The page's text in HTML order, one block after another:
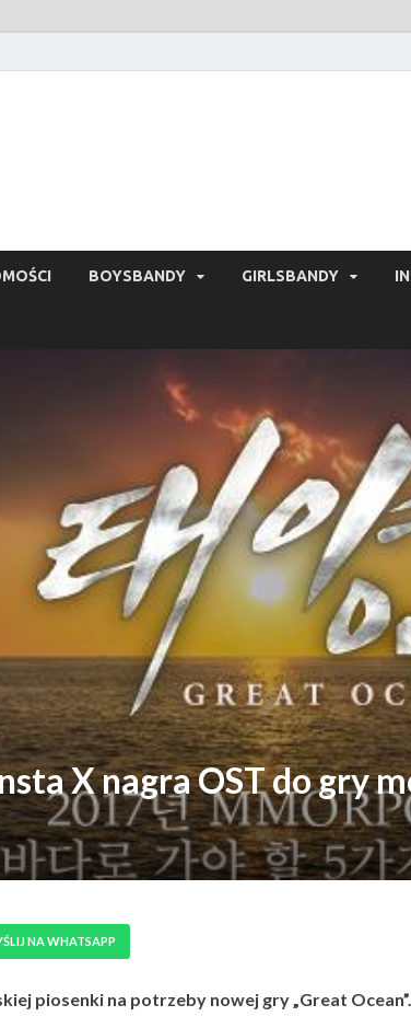
BOYSBANDY GIRLSBANDY
X nagra OST do gry
NA WHATSAPP
piosenki na potrzeby nowej gry „Great Ocean”.